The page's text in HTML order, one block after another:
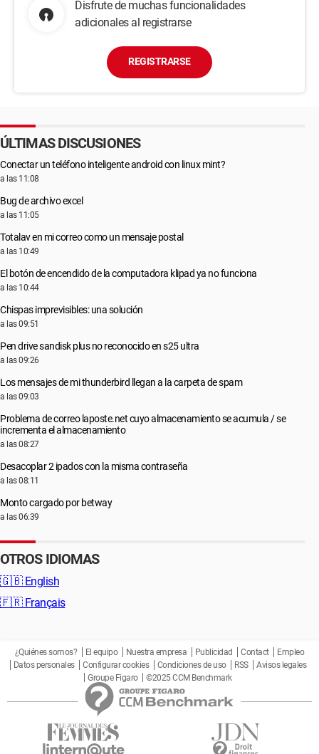
Disfrute de muchas funcionalidades
adicionales al registrarse
REGISTRARSE
ÚLTIMAS DISCUSIONES
Conectar un teléfono inteligente android con linux mint?
a las 11:08
Bug de archivo excel
a las 11:05
Totalav en mi correo como un mensaje postal
a las 10:49
El botón de encendido de la computadora klipad ya no funciona
a las 10:44
Chispas imprevisibles: una solución
a las 09:51
Pen drive sandisk plus no reconocido en s25 ultra
a las 09:26
Los mensajes de mi thunderbird llegan a la carpeta de spam
a las 09:03
Problema de correo laposte.net cuyo almacenamiento se acumula / se
incrementa el almacenamiento
a las 08:27
Desacoplar 2 ipados con la misma contraseña
a las 08:11
Monto cargado por betway
a las 06:39
OTROS IDIOMAS
🇬🇧 English
🇫🇷 Français
¿Quiénes somos? El equipo Nuestra empresa Publicidad Contact
Empleo
Datos personales
Configurar cookies Condiciones de uso RSS
Avisos legales
Groupe Figaro
©2025 CCM Benchmark